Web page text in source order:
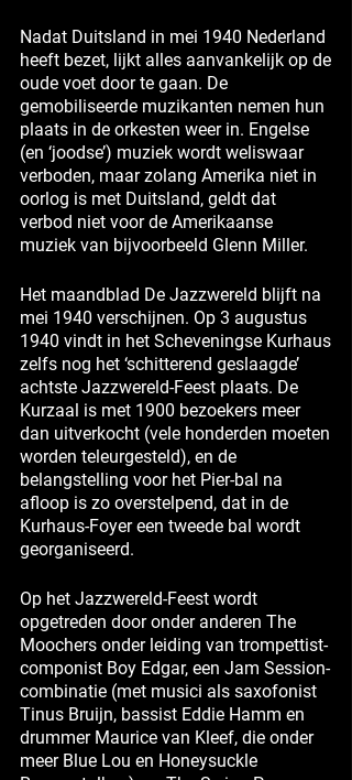
Nadat Duitsland in mei 1940 Nederland
heeft bezet, lijkt alles aanvankelijk op de
oude voet door te gaan. De
gemobiliseerde muzikanten nemen hun
plaats in de orkesten weer in. Engelse
(en ‘joodse’) muziek wordt weliswaar
verboden, maar zolang Amerika niet in
oorlog is met Duitsland, geldt dat
verbod niet voor de Amerikaanse
muziek van bijvoorbeeld Glenn Miller.
Het maandblad De Jazzwereld blijft na
mei 1940 verschijnen. Op 3 augustus
1940 vindt in het Scheveningse Kurhaus
zelfs nog het ‘schitterend geslaagde’
achtste Jazzwereld-Feest plaats. De
Kurzaal is met 1900 bezoekers meer
dan uitverkocht (vele honderden moeten
worden teleurgesteld), en de
belangstelling voor het Pier-bal na
afloop is zo overstelpend, dat in de
Kurhaus-Foyer een tweede bal wordt
georganiseerd.
Op het Jazzwereld-Feest wordt
opgetreden door onder anderen The
Moochers onder leiding van trompettist-
componist Boy Edgar, een Jam Session-
combinatie (met musici als saxofonist
Tinus Bruijn, bassist Eddie Hamm en
drummer Maurice van Kleef, die onder
meer Blue Lou en Honeysuckle